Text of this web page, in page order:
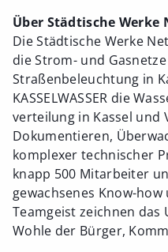
Über Städtische Werke
Die Städtische Werke
die Strom- und
Straßenbeleuchtung in
KASSELWASSER die
verteilung in Kassel und
Dokumentieren,
komplexer technischer
knapp 500 Mitarbeiter
gewachsenes Know-
Teamgeist zeichnen
Wohle der Bürger,